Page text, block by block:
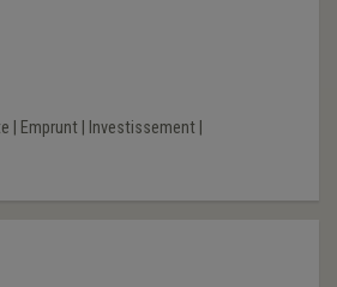
sous plan de gestion.
Emprunt| Investissement|